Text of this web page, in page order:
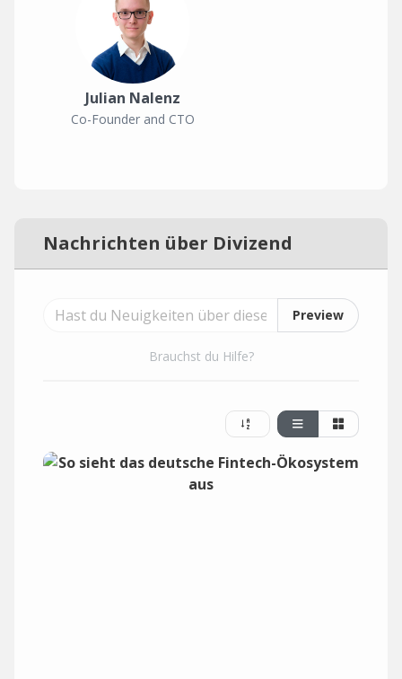
Julian Nalenz
Co-Founder and CTO
Nachrichten über Divizend
Preview
Brauchst du Hilfe?